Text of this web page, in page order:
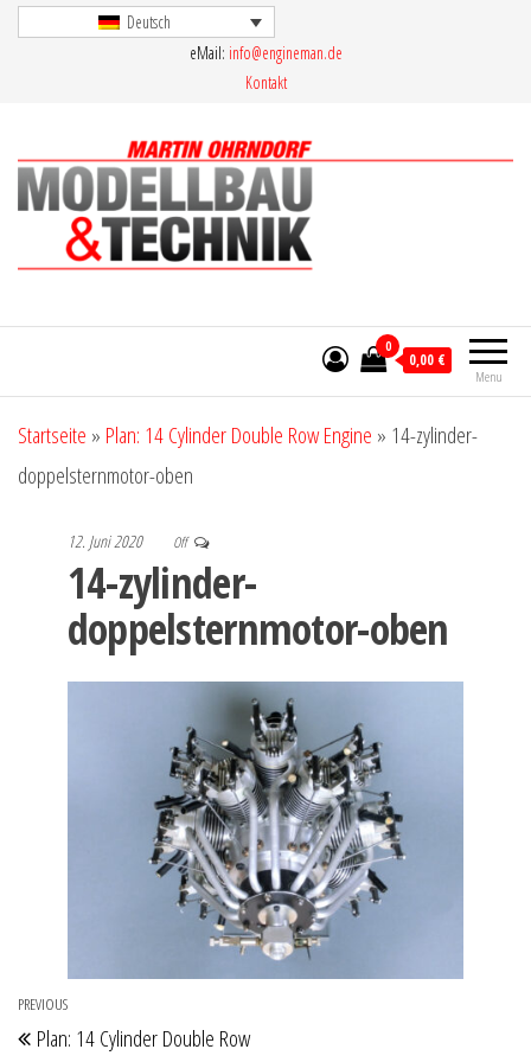
Deutsch
eMail: info@engineman.de
Kontakt
Menu
0
0,00 €
Startseite » Plan: 14 Cylinder Double Row Engine » 14-zylinder-
doppelsternmotor-oben
12. Juni 2020 Off
14-zylinder-
doppelsternmotor-oben
Beitragsnavigation
Previous
Post
PREVIOUS
Plan: 14 Cylinder Double Row